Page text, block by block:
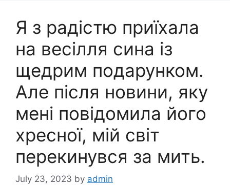
Я з радістю приїхала
на весілля сина із
щедрим подарунком.
Але після новини, яку
мені повідомила його
хресної, мій світ
перекинувся за мить.
July 23, 2023 by admin